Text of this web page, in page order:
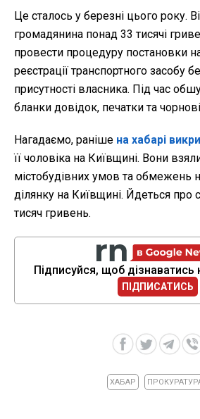
Це сталось у березні цього року.
громадянина понад 33 тисячі
провести процедуру постановки
реєстрації транспортного засобу
присутності власника. Під час
бланки довідок, печатки та
Нагадаємо, раніше на хабарі
її чоловіка на Київщині. Вони
містобудівних умов та обмежень
ділянку на Київщині. Йдеться про
тисяч гривень.
Підписуйся, щоб
ПІДПИСАТИСЬ
ХАБАР